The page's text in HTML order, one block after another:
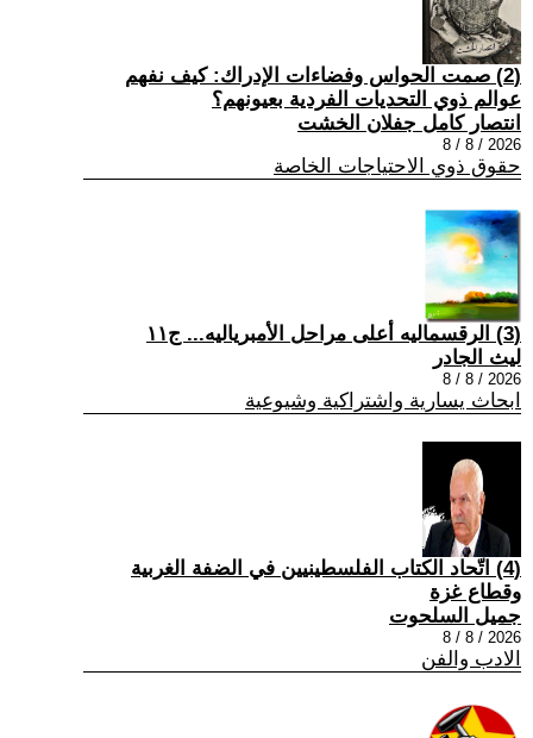
(2) صمت الحواس وفضاءات الإدراك: كيف نفهم
عوالم ذوي التحديات الفردية بعيونهم؟
انتصار كامل جفلان الخشت
2026 / 8 / 8
حقوق ذوي الاحتياجات الخاصة
(3) الرقسماليه أعلى مراحل الأمبرياليه... ج١١
ليث الجادر
2026 / 8 / 8
ابحاث يسارية واشتراكية وشيوعية
(4) اتّحاد الكتاب الفلسطينيين في الضفة الغربية
وقطاع غزة
جميل السلحوت
2026 / 8 / 8
الادب والفن